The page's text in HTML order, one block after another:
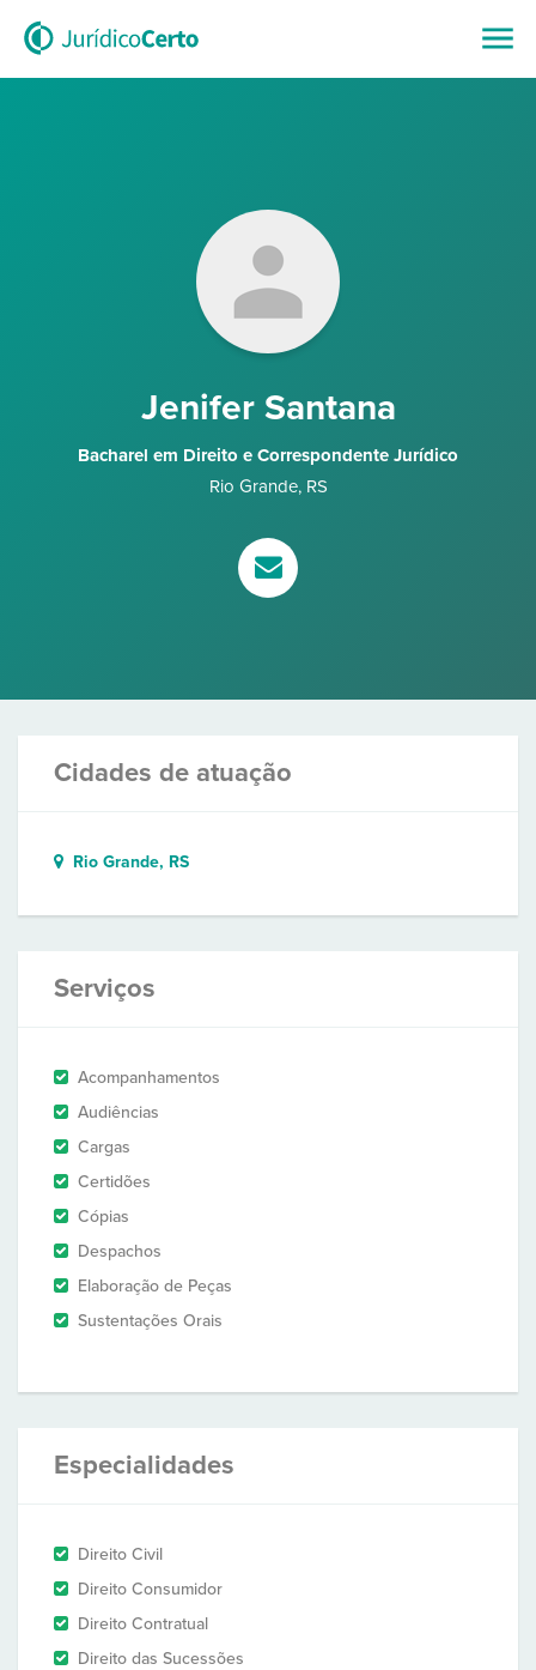
Jenifer Santana
Bacharel em Direito e Correspondente Jurídico
Rio Grande, RS
Cidades de atuação
Rio Grande, RS
Serviços
Acompanhamentos
Audiências
Cargas
Certidões
Cópias
Despachos
Elaboração de Peças
Sustentações Orais
Especialidades
Direito Civil
Direito Consumidor
Direito Contratual
Direito das Sucessões